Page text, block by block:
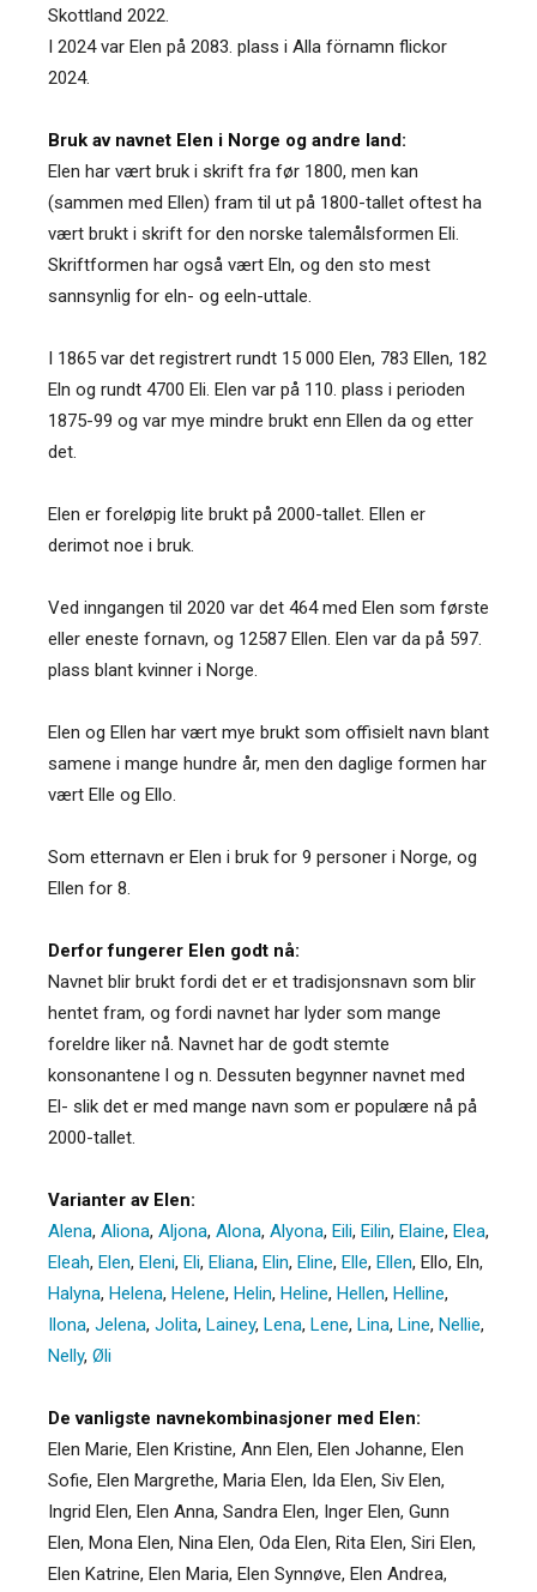
Skottland 2022.
I 2024 var Elen på 2083. plass i Alla förnamn flickor
2024.
Bruk av navnet Elen i Norge og andre land:
Elen har vært bruk i skrift fra før 1800, men kan
(sammen med Ellen) fram til ut på 1800-tallet oftest ha
vært brukt i skrift for den norske talemålsformen Eli.
Skriftformen har også vært Eln, og den sto mest
sannsynlig for eln- og eeln-uttale.
I 1865 var det registrert rundt 15 000 Elen, 783 Ellen, 182
Eln og rundt 4700 Eli. Elen var på 110. plass i perioden
1875-99 og var mye mindre brukt enn Ellen da og etter
det.
Elen er foreløpig lite brukt på 2000-tallet. Ellen er
derimot noe i bruk.
Ved inngangen til 2020 var det 464 med Elen som første
eller eneste fornavn, og 12587 Ellen. Elen var da på 597.
plass blant kvinner i Norge.
Elen og Ellen har vært mye brukt som offisielt navn blant
samene i mange hundre år, men den daglige formen har
vært Elle og Ello.
Som etternavn er Elen i bruk for 9 personer i Norge, og
Ellen for 8.
Derfor fungerer Elen godt nå:
Navnet blir brukt fordi det er et tradisjonsnavn som blir
hentet fram, og fordi navnet har lyder som mange
foreldre liker nå. Navnet har de godt stemte
konsonantene l og n. Dessuten begynner navnet med
El- slik det er med mange navn som er populære nå på
2000-tallet.
Varianter av Elen:
Alena, Aliona, Aljona, Alona, Alyona, Eili, Eilin, Elaine, Elea,
Eleah, Elen, Eleni, Eli, Eliana, Elin, Eline, Elle, Ellen, Ello, Eln,
Halyna, Helena, Helene, Helin, Heline, Hellen, Helline,
Ilona, Jelena, Jolita, Lainey, Lena, Lene, Lina, Line, Nellie,
Nelly, Øli
De vanligste navnekombinasjoner med Elen:
Elen Marie, Elen Kristine, Ann Elen, Elen Johanne, Elen
Sofie, Elen Margrethe, Maria Elen, Ida Elen, Siv Elen,
Ingrid Elen, Elen Anna, Sandra Elen, Inger Elen, Gunn
Elen, Mona Elen, Nina Elen, Oda Elen, Rita Elen, Siri Elen,
Elen Katrine, Elen Maria, Elen Synnøve, Elen Andrea,